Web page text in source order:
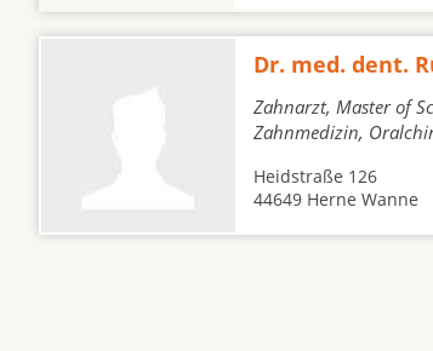
Dr. med. dent.
Zahnarzt, Master of
Zahnmedizin,
Heidstraße 126
44649 Herne Wanne